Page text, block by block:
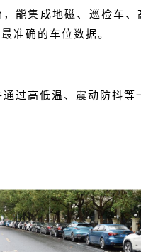
能集成地磁、巡检车
准确的车位数据。
过高低温、震动防抖等